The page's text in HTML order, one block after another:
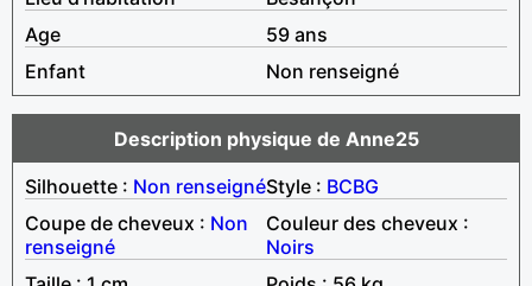
Age
59 ans
Enfant
Non renseigné
Description physique de Anne25
Silhouette : Non renseignéStyle : BCBG
Coupe de cheveux : Non
renseigné
Couleur des cheveux :
Noirs